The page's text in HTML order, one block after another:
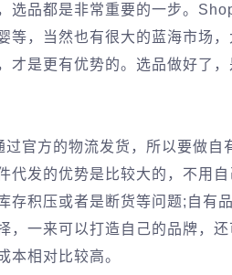
选品都是非常重要的一步。
等，当然也有很大的蓝海市场
才是更有优势的。选品做好了
官方的物流发货，所以要做
代发的优势是比较大的，不用
存积压或者是断货等问题;自有
，一来可以打造自己的品牌，
本相对比较高。